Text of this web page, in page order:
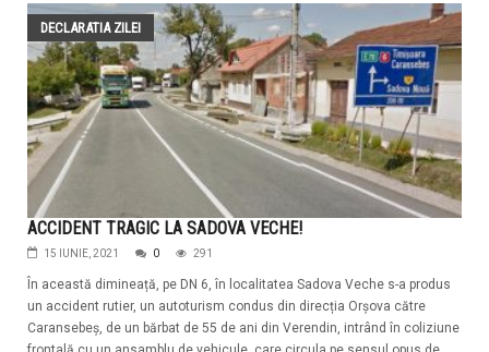
DECLARATIA ZILEI
ACCIDENT TRAGIC LA SADOVA VECHE!
15 IUNIE, 2021 0 291
În această dimineață, pe DN 6, în localitatea Sadova Veche s-a produs
un accident rutier, un autoturism condus din direcția Orșova către
Caransebeș, de un bărbat de 55 de ani din Verendin, intrând în coliziune